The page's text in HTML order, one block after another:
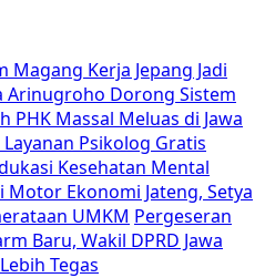
Kerja Jepang Jadi
Arinugroho Dorong Sistem
PHK Massal Meluas di Jawa
Psikolog Gratis
Kesehatan Mental
Motor Ekonomi Jateng, Setya
UMKM Pergeseran
Baru, Wakil DPRD Jawa
Tegas